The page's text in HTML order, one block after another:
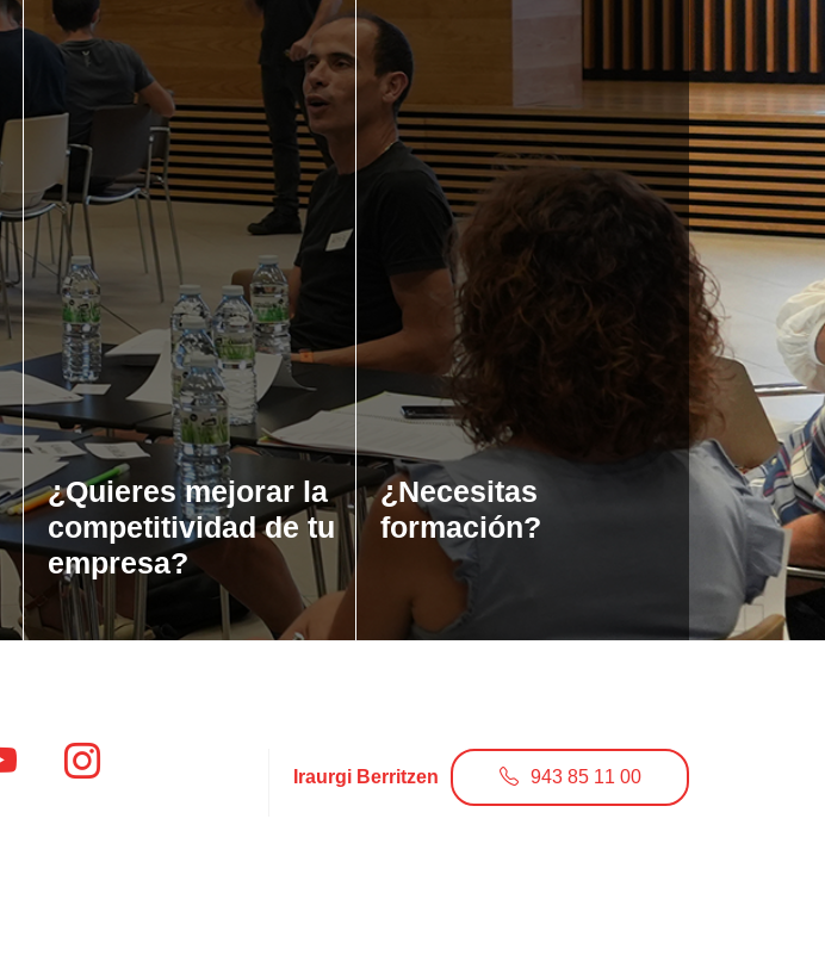
¿Quieres mejorar la
competitividad de tu
empresa?
¿Necesitas
formación?
Iraurgi Berritzen 943 85 11 00